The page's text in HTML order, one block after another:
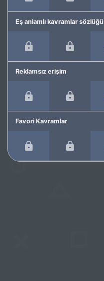
Eş anlamlı kavramlar sözlüğü
Reklamsız erişim
Favori Kavramlar